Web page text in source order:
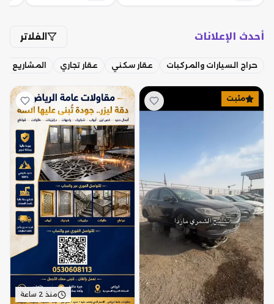
أحدث الإعلانات الفلاتر
حراج السيارات والمركبات عقار سكني عقار تجاري المشاريع
مثبت
منذ 2 ساعة